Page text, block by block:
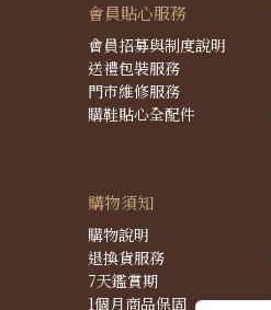
會員貼心服務
會員招募與制度說明
送禮包裝服務
門市維修服務
購鞋貼心全配件
購物須知
購物說明
退換貨服務
7天鑑賞期
1個月商品保固